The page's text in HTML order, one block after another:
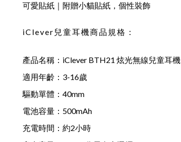
可愛貼紙｜附贈小貓貼紙，個性裝飾
iClever兒童耳機商品規格：
產品名稱：iClever BTH21 炫光無線兒童耳機
適用年齡：3-16歲
驅動單體：40mm
電池容量：500mAh
充電時間：約2小時